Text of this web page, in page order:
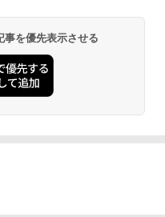
改造人間 限定ケース版
楽器電磁気教材を教える
物理的な機器
を優先表示させる